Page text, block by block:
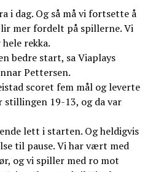
i dag. Og så må vi fortsette å
mer fordelt på spillerne. Vi
rekka.
bedre start, sa Viaplays
Pettersen.
scoret fem mål og leverte
stillingen 19-13, og da var
lett i starten. Og heldigvis
til pause. Vi har vært med
og vi spiller med ro mot